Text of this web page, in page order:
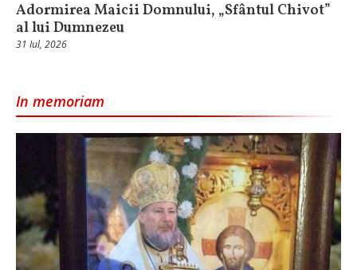
Adormirea Maicii Domnului, „Sfântul Chivot”
al lui Dumnezeu
31 Iul, 2026
In memoriam